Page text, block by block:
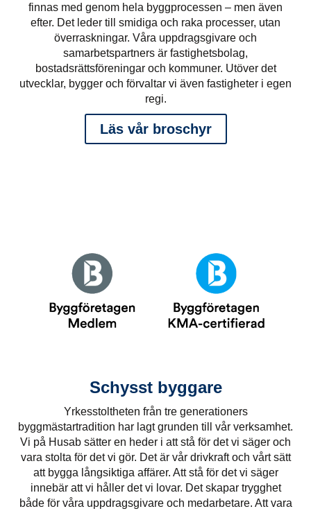
finnas med genom hela byggprocessen – men även
efter. Det leder till smidiga och raka processer, utan
överraskningar. Våra uppdragsgivare och
samarbetspartners är fastighetsbolag,
bostadsrättsföreningar och kommuner. Utöver det
utvecklar, bygger och förvaltar vi även fastigheter i egen
regi.
Läs vår broschyr
Schysst byggare
Yrkesstoltheten från tre generationers
byggmästartradition har lagt grunden till vår verksamhet.
Vi på Husab sätter en heder i att stå för det vi säger och
vara stolta för det vi gör. Det är vår drivkraft och vårt sätt
att bygga långsiktiga affärer. Att stå för det vi säger
innebär att vi håller det vi lovar. Det skapar trygghet
både för våra uppdragsgivare och medarbetare. Att vara